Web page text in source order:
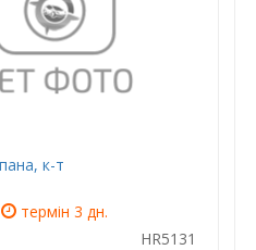
к-т
термін 3 дн.
HR5131